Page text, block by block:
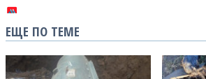
ЕЩЕ ПО ТЕМЕ